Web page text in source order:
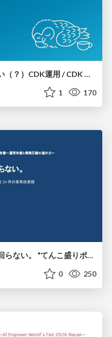
1 170
改善しないと、タスクが回らない。 “てんこ盛りポジション” を引き継いだ情シスの、入社3ヶ月の業務改善録
0 250